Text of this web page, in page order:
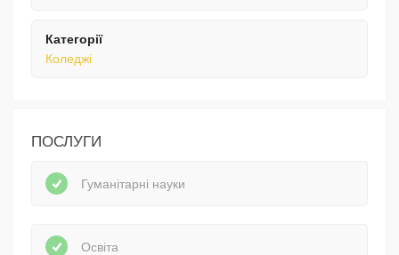
Категорії
Коледжі
ПОСЛУГИ
Гуманітарні науки
Освіта